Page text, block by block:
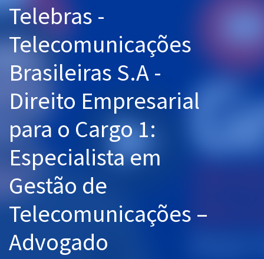
Cursos 20% OFF
Pós
Graduação
OAB
Questões grátis
Conteúdo gratuito
Aprovados
Atendimento
Telebras -
Telecomunicações
Brasileiras S.A -
Direito Empresarial
para o Cargo 1:
Especialista em
Gestão de
Telecomunicações –
Advogado